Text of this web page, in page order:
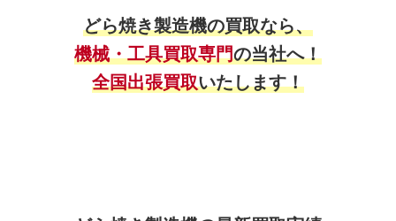
どら焼き製造機の買取なら、
機械・工具買取専門の当社へ！
全国出張買取いたします！